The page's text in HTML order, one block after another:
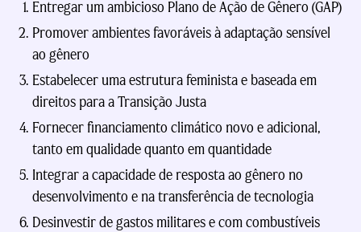
Entregar um ambicioso Plano de Ação de Gênero (GAP)
Promover ambientes favoráveis à adaptação sensível
ao gênero
Estabelecer uma estrutura feminista e baseada em
direitos para a Transição Justa
Fornecer financiamento climático novo e adicional,
tanto em qualidade quanto em quantidade
Integrar a capacidade de resposta ao gênero no
desenvolvimento e na transferência de tecnologia
Desinvestir de gastos militares e com combustíveis